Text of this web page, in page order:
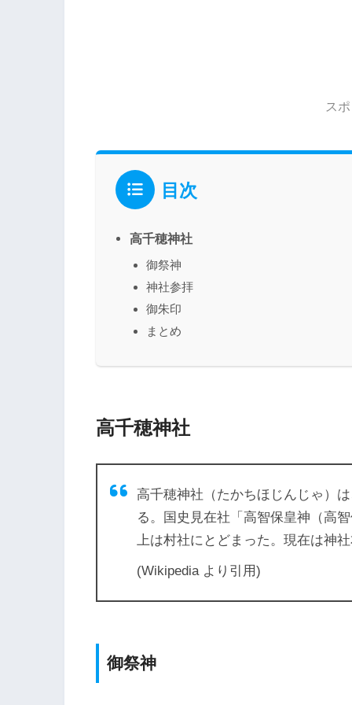
ス
目次
高千穂神社
御祭神
神社参拝
御朱印
まとめ
高千穂神社
高千穂神社（たかちほじんじゃ）
る。国史見在社「高智保皇神（高
上は村社にとどまった。現在は神
(Wikipedia より引用)
御祭神